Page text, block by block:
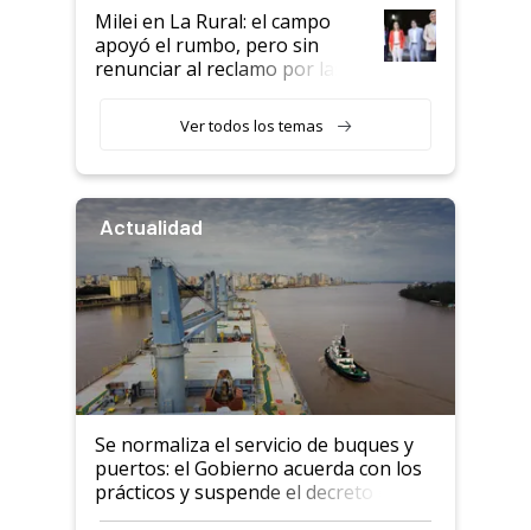
Milei en La Rural: el campo
apoyó el rumbo, pero sin
renunciar al reclamo por las
Ver todos los temas
Actualidad
Se normaliza el servicio de buques y
puertos: el Gobierno acuerda con los
prácticos y suspende el decreto de
desregulación